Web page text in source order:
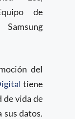
de
del
tiene
de vida de
sus datos.